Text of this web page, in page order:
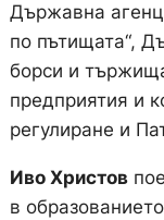
Държавна
по пътищата“,
борси и
предприятия и
регулиране и
Иво Христов
в